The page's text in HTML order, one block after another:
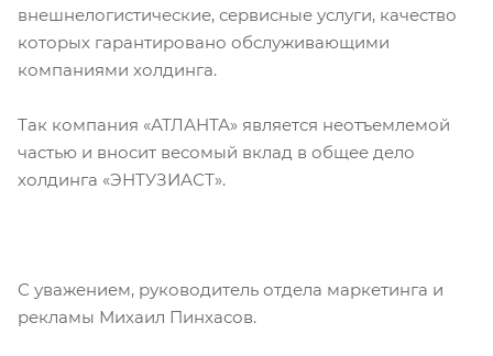
внешнелогистические, сервисные услуги, качество
которых гарантировано обслуживающими
компаниями холдинга.
Так компания «АТЛАНТА» является неотъемлемой
частью и вносит весомый вклад в общее дело
холдинга «ЭНТУЗИАСТ».
С уважением, руководитель отдела маркетинга и
рекламы Михаил Пинхасов.